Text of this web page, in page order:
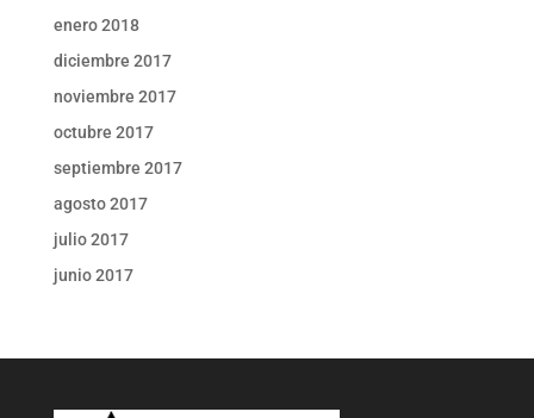
enero 2018
diciembre 2017
noviembre 2017
octubre 2017
septiembre 2017
agosto 2017
julio 2017
junio 2017